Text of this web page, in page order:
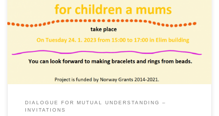
DIALOGUE FOR MUTUAL UNDERSTANDING –
INVITATIONS